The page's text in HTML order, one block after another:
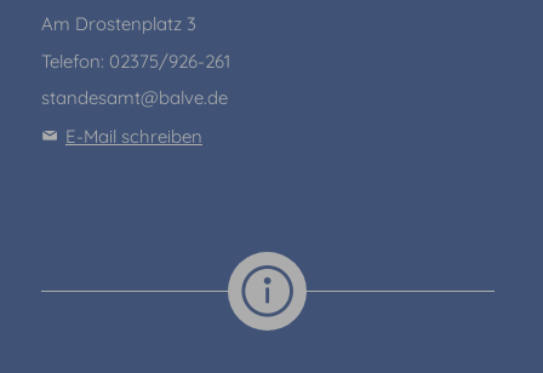
Am Drostenplatz 3
Telefon: 02375/926-261
standesamt@balve.de
E-Mail schreiben